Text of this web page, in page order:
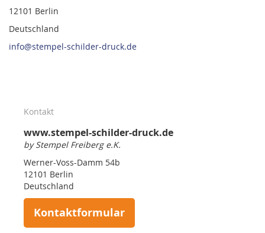
12101 Berlin
Deutschland
info@stempel-schilder-druck.de
Kontakt
www.stempel-schilder-druck.de
by Stempel Freiberg e.K.
Werner-Voss-Damm 54b
12101 Berlin
Deutschland
Kontaktformular